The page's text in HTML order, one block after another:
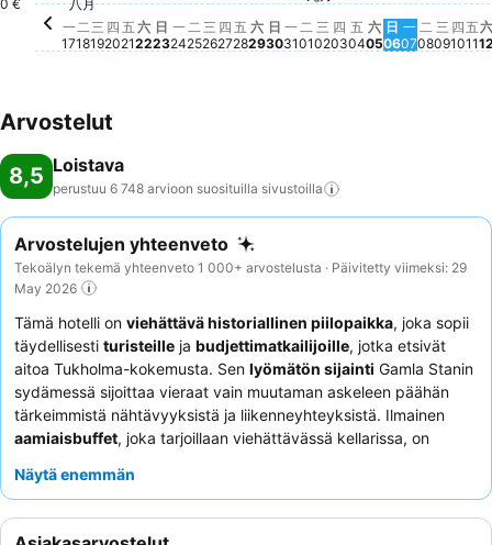
0 €
星期一, 八月 17
206 €
八月
一
17
二
18
三
19
星期四, 八月 20
224 €
四
20
星期五, 八月 21
228 €
五
21
六
22
日
23
星期一, 八月 24
199 €
一
24
二
25
三
26
四
27
五
28
六
29
星期日, 八月 30
199 €
日
30
一
31
二
01
三
02
星期四, 九月 03
215 €
四
03
五
04
六
05
日
06
星期一,
191 €
一
07
二
08
三
09
四
10
五
11
六
Arvostelut
8,5 Loistava
perustuu 6 748 arvioon suosituilla sivustoilla
Arvostelujen yhteenveto
Tekoälyn tekemä yhteenveto 1 000+ arvostelusta · Päivitetty viimeksi: 29
May 2026
Tämä hotelli on viehättävä historiallinen piilopaikka, joka sopii
täydellisesti turisteille ja budjettimatkailijoille, jotka etsivät
aitoa Tukholma-kokemusta. Sen lyömätön sijainti Gamla Stanin
sydämessä sijoittaa vieraat vain muutaman askeleen päähän
tärkeimmistä nähtävyyksistä ja liikenneyhteyksistä. Ilmainen
aamiaisbuffet, joka tarjoillaan viehättävässä kellarissa, on
Vieraat kehuvat jatkuvasti
kokonaiskokemusta. Hiljaisempaa kokemusta kaipaaville vieraat
Näytä enemmän